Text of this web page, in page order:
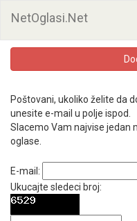
NetOglasi.Net
Poštovani, ukoliko želite da
unesite e-mail u polje ispod.
Slacemo Vam najvise jedan
oglase.
E-mail:
Ukucajte sledeci broj: